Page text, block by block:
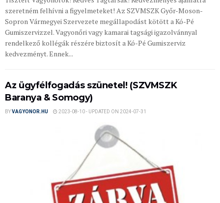
szeretném felhívni a figyelmeteket! Az SZVMSZK Győr-Moson-
Sopron Vármegyei Szervezete megállapodást kötött a Kó-Pé
Gumiszervizzel. Vagyonőri vagy kamarai tagsági igazolvánnyal
rendelkező kollégák részére biztosít a Kó-Pé Gumiszerviz
kedvezményt. Ennek...
Az ügyfélfogadás szünetel! (SZVMSZK
Baranya & Somogy)
BYVAGYONOR.HU 2023-08-10 - UPDATED ON 2024-07-31